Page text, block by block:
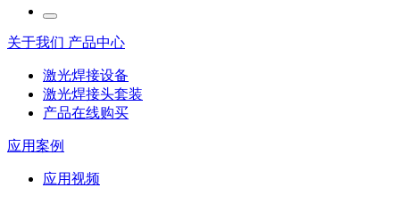
关于我们 产品中心
激光焊接设备
激光焊接头套装
产品在线购买
应用案例
应用视频